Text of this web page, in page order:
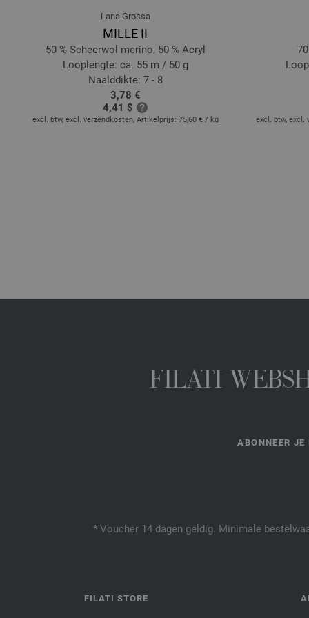
Lana Grossa
MILLE II
50 % Scheerwol merino, 50 % Acryl
Looplengte: ca. 55 m / 50 g
Naalddikte: 7 - 8
3,78 €
4,41 $
excl. btw, excl. verzendkosten, Artikelprijs: 75,60 € / kg excl. btw, excl.
FILATI
ABONNEER
* Voucher 14 dagen geldig. Minimale
FILATI STORE